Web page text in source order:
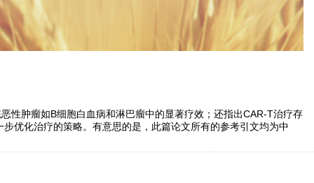
性肿瘤如B细胞白血病和淋巴瘤中的显著疗效；还指出CAR-T治疗存
优化治疗的策略。有意思的是，此篇论文所有的参考引文均为中